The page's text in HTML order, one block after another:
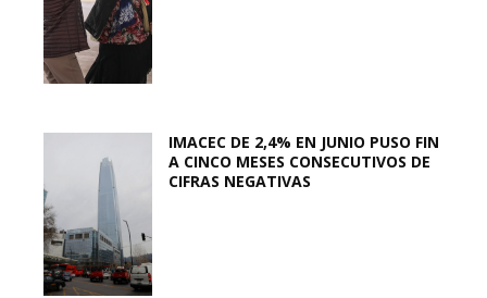
IMACEC DE 2,4% EN JUNIO PUSO FIN
A CINCO MESES CONSECUTIVOS DE
CIFRAS NEGATIVAS